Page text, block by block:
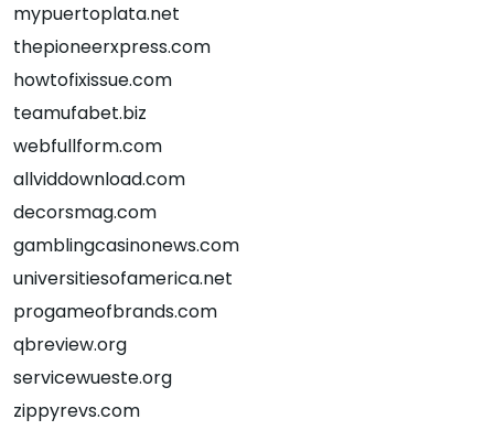
mypuertoplata.net
thepioneerxpress.com
howtofixissue.com
teamufabet.biz
webfullform.com
allviddownload.com
decorsmag.com
gamblingcasinonews.com
universitiesofamerica.net
progameofbrands.com
qbreview.org
servicewueste.org
zippyrevs.com